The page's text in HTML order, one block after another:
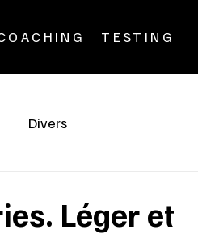
TESTING
Divers
Léger et